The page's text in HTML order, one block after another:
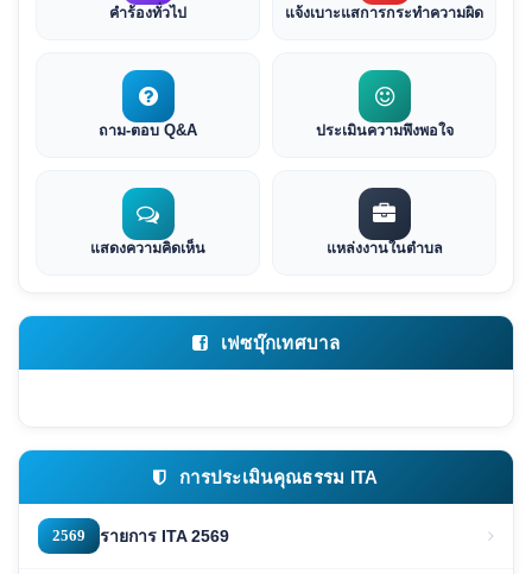
คำร้องทั่วไป แจ้งเบาะแสการกระทำความผิด
ถาม-ตอบ Q&A ประเมินความพึงพอใจ
แสดงความคิดเห็น แหล่งงานในตำบล
เฟซบุ๊กเทศบาล
การประเมินคุณธรรม ITA
2569 รายการ ITA 2569